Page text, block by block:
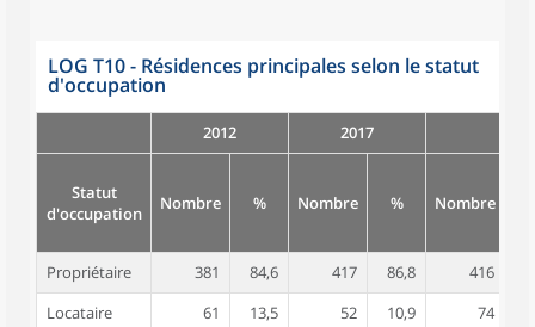
LOG T10 - Résidences principales selon le statut
d'occupation
2012 2017
Statut
d'occupation
Nombre % Nombre % Nombre
Propriétaire 381 84,6 417 86,8 416
Locataire
61 13,5 52 10,9 74